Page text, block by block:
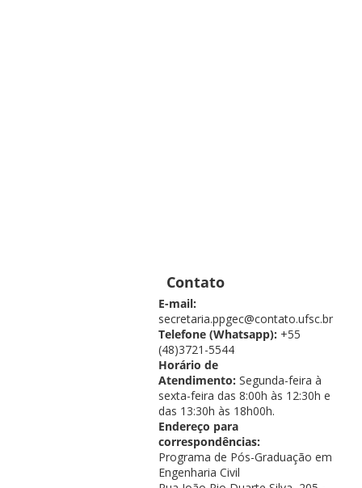
Contato
E-mail:
secretaria.ppgec@contato.ufsc.br
Telefone (Whatsapp): +55
(48)3721-5544
Horário de
Atendimento: Segunda-feira à
sexta-feira das 8:00h às 12:30h e
das 13:30h às 18h00h.
Endereço para
correspondências:
Programa de Pós-Graduação em
Engenharia Civil